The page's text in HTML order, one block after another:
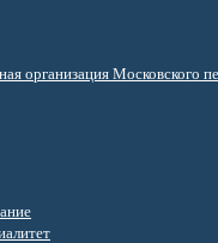
организация Московского